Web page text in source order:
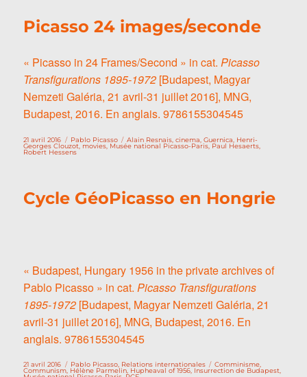
Picasso 24 images/seconde
« Picasso in 24 Frames/Second » in cat.Picasso
Transfigurations 1895-1972 [Budapest, Magyar
Nemzeti Galéria, 21 avril-31 juillet 2016], MNG,
Budapest, 2016. En anglais. 9786155304545
Publié
le
21 avril 2016 Catégories
Pablo Picasso Étiquettes
Alain Resnais ,cinema ,Guernica
Henri-
Georges Clouzot movies Musée national Picasso-Paris Paul Hesaerts
Robert Hessens
Cycle GéoPicasso en Hongrie
« Budapest, Hungary 1956 in the private archives of
Pablo Picasso » in cat.Picasso Transfigurations
1895-1972 [Budapest, Magyar Nemzeti Galéria, 21
avril-31 juillet 2016], MNG, Budapest, 2016. En
anglais. 9786155304545
Publié
le
21 avril 2016 Catégories
Pablo Picasso, Relations internationales Étiquettes
Comminisme,
Communism, Hélène Parmelin, Hupheaval of 1956, Insurrection de Budapest,